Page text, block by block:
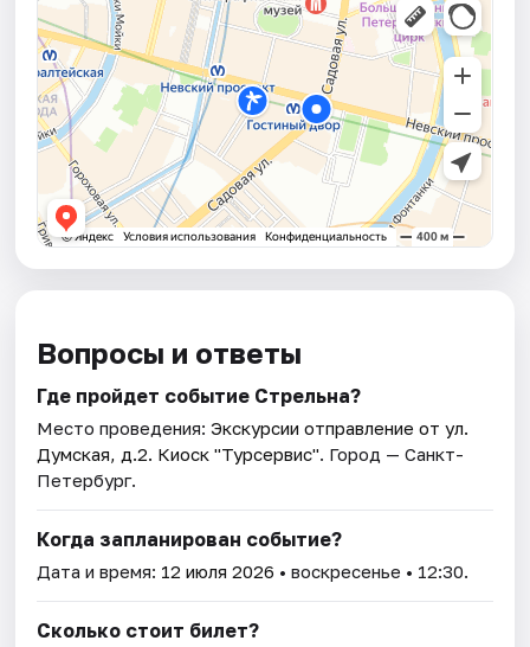
Вопросы и ответы
Где пройдет событие Стрельна?
Место проведения:Экскурсии отправление от ул.
Думская, д.2. Киоск "Турсервис". Город — Санкт-
Петербург.
Когда запланирован событие?
Дата и время: 12 июля 2026 • воскресенье • 12:30.
Сколько стоит билет?